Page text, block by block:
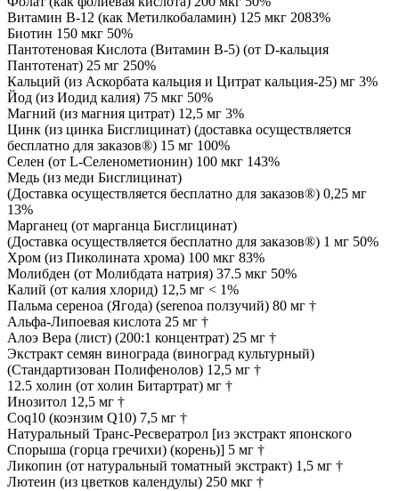
Витамин B-12 (как Метилкобаламин) 125 мкг 2083%
Биотин 150 мкг 50%
Пантотеновая Кислота (Витамин B-5) (от D-кальция
Пантотенат) 25 мг 250%
Кальций (из Аскорбата кальция и Цитрат кальция-25) мг 3%
Йод (из Иодид калия) 75 мкг 50%
Магний (из магния цитрат) 12,5 мг 3%
Цинк (из цинка Бисглицинат) (доставка осуществляется
бесплатно для заказов®) 15 мг 100%
Селен (от L-Селенометионин) 100 мкг 143%
Медь (из меди Бисглицинат)
(Доставка осуществляется бесплатно для заказов®) 0,25 мг
13%
Марганец (от марганца Бисглицинат)
(Доставка осуществляется бесплатно для заказов®) 1 мг 50%
Хром (из Пиколината хрома) 100 мкг 83%
Молибден (от Молибдата натрия) 37.5 мкг 50%
Калий (от калия хлорид) 12,5 мг < 1%
Пальма сереноа (Ягода) (serenoa ползучий) 80 мг †
Альфа-Липоевая кислота 25 мг †
Алоэ Вера (лист) (200:1 концентрат) 25 мг †
Экстракт семян винограда (виноград культурный)
(Стандартизован Полифенолов) 12,5 мг †
12.5 холин (от холин Битартрат) мг †
Инозитол 12,5 мг †
Coq10 (коэнзим Q10) 7,5 мг †
Натуральный Транс-Ресвератрол [из экстракт японского
Спорыша (горца гречихи) (корень)] 5 мг †
Ликопин (от натуральный томатный экстракт) 1,5 мг †
Лютеин (из цветков календулы) 250 мкг †